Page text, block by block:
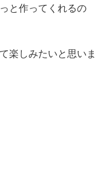
と作ってくれるの
楽しみたいと思いま